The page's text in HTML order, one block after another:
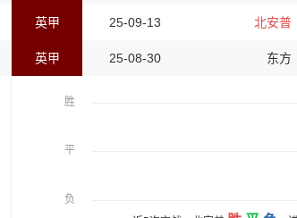
英甲 25-09-13 北安普
英甲 25-08-30 东方
胜
平
负